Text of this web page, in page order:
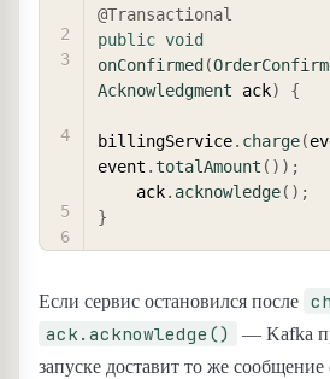
@Transactional
public void
onConfirmed (
Acknowledgment ack) {
billingService. charge(
event .totalAmount ( ) ) ;
    ack
. acknowledge( ) ;
}
Если сервис остановился после
ack.acknowledge()
— Kafka
запуске доставит то же